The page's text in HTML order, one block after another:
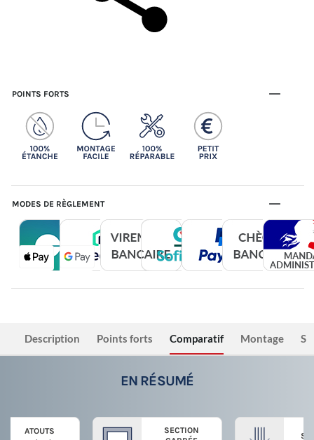
POINTS FORTS
MODES DE RÈGLEMENT
Description Points forts Comparatif Montage
EN RÉSUMÉ
ATOUTS
SECTION